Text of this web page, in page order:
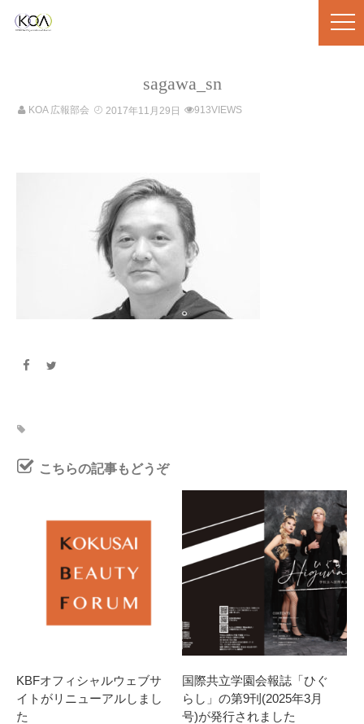
sagawa_sn
KOA 広報部会 2017年11月29日 913VIEWS
こちらの記事もどうぞ
KBFオフィシャルウェブサ
イトがリニューアルしまし
た
国際共立学園会報誌「ひぐ
らし」の第9刊(2025年3月
号)が発行されました